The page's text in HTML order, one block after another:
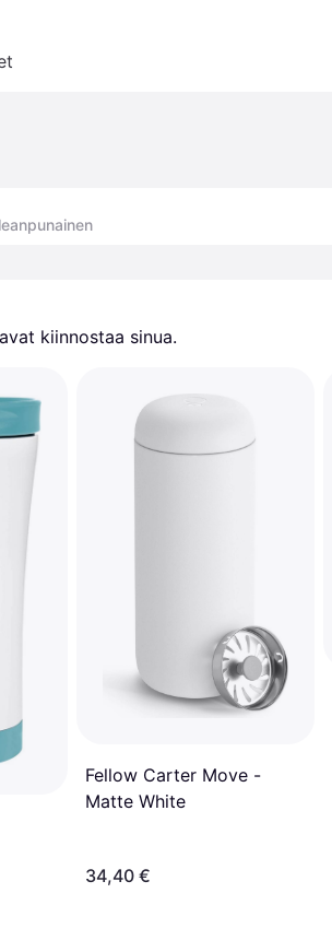
kiinnostaa sinua.
Fellow Carter Move -
Matte White
34,40 €